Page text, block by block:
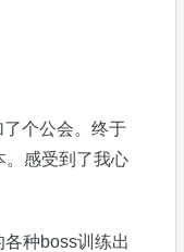
个公会。终于
。感受到了我心
种boss训练出